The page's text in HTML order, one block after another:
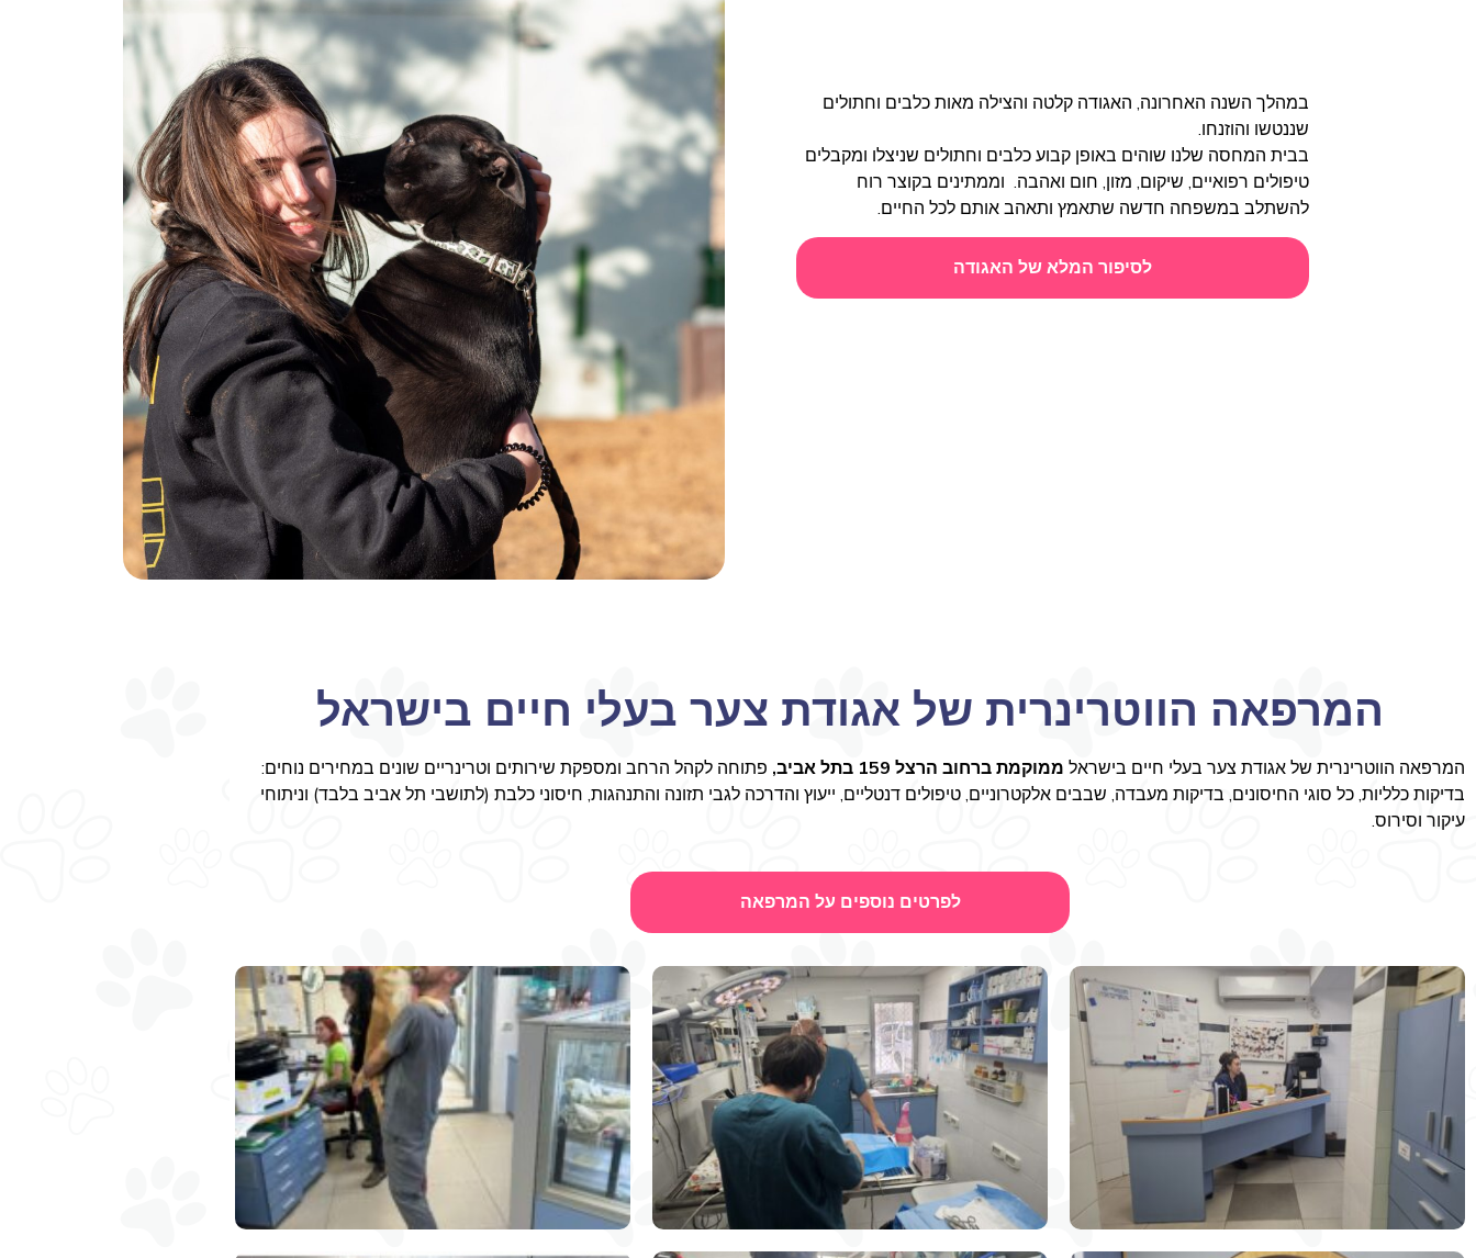
במהלך השנה האחרונה, האגודה קלטה והצילה מאות כלבים וחתולים
שננטשו והוזנחו.
בבית המחסה שלנו שוהים באופן קבוע כלבים וחתולים שניצלו ומקבלים
טיפולים רפואיים, שיקום, מזון, חום ואהבה. וממתינים בקוצר רוח
להשתלב במשפחה חדשה שתאמץ ותאהב אותם לכל החיים.
לסיפור המלא של האגודה
המרפאה הווטרינרית של אגודת צער בעלי חיים בישראל
המרפאה הווטרינרית של אגודת צער בעלי חיים בישראל ממוקמת ברחוב הרצל 159 בתל אביב,
פתוחה לקהל הרחב ומספקת שירותים וטרינריים שונים במחירים נוחים:
בדיקות כלליות, כל סוגי החיסונים, בדיקות מעבדה, שבבים אלקטרוניים, טיפולים דנטליים, ייעוץ והדרכה לגבי תזונה והתנהגות, חיסוני כלבת (לתושבי תל אביב בלבד) וניתוחי
עיקור וסירוס.
לפרטים נוספים על המרפאה